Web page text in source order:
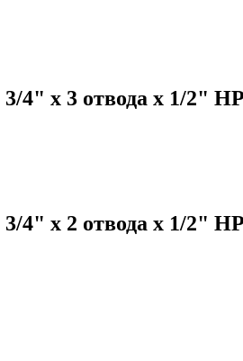
4" х 3 отвода х 1/2"
4" х 2 отвода х 1/2"